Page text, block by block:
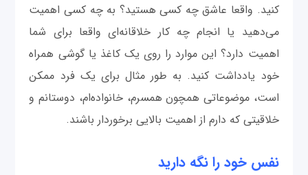
کنید. واقعا عاشق چه کسی هستید؟ به چه کسی اهمیت
می‌دهید یا انجام چه کار خلاقانه‌ای واقعا برای شما
اهمیت دارد؟ این موارد را روی یک کاغذ یا گوشی همراه
خود یادداشت کنید. به طور مثال برای یک فرد ممکن
است، موضوعاتی همچون همسرم، خانواده‌ام، دوستانم و
خلاقیتی که دارم از اهمیت بالایی برخوردار باشند.
نفس خود را نگه دارید